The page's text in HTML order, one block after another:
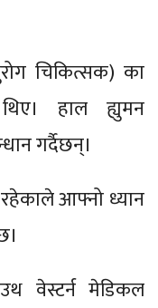
चिकित्सक) का
हाल ह्युमन
गर्दैछन्।
आफ्नो ध्यान
वेस्टर्न मेडिकल